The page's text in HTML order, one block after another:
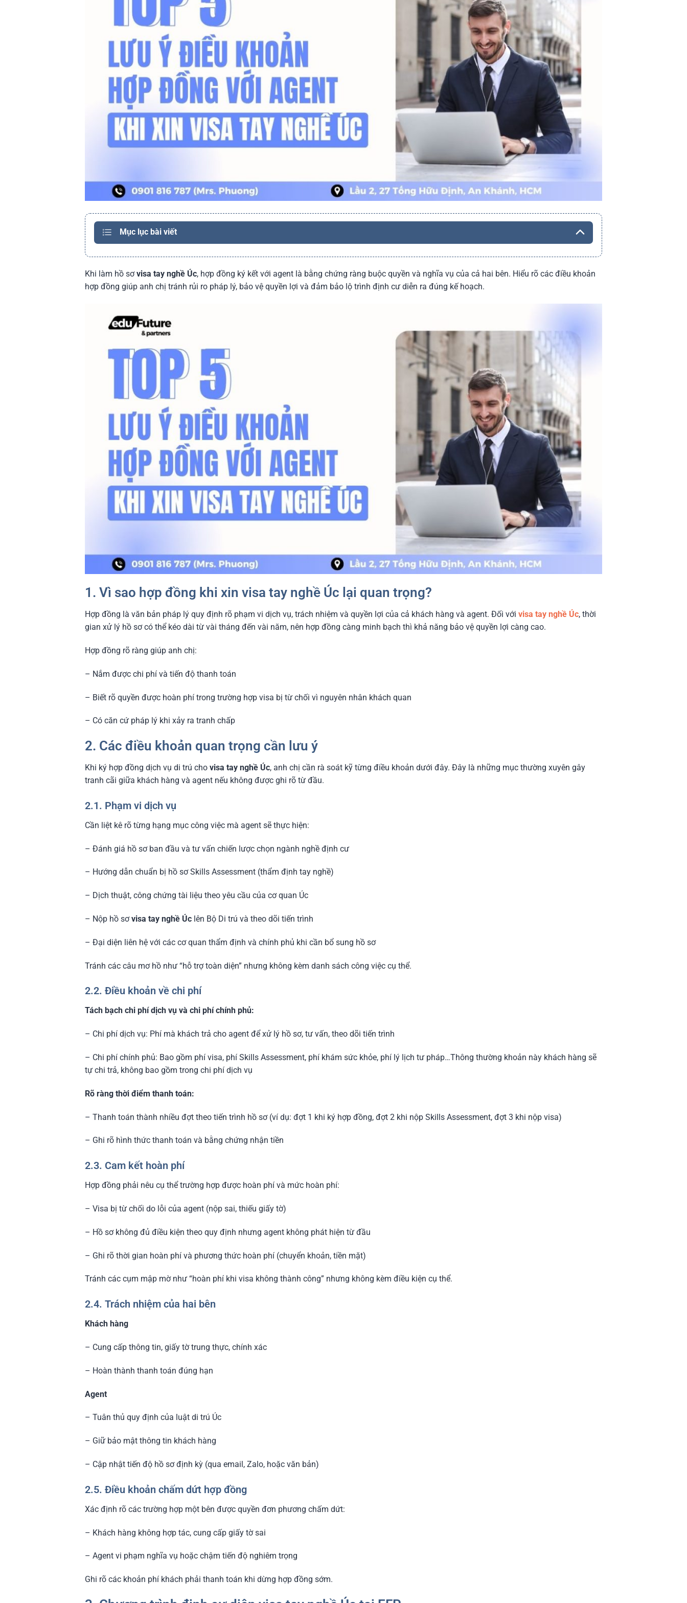
Mục lục bài viết
Khi làm hồ sơvisa tay nghề Úc, hợp đồng ký kết với agent là bằng chứng ràng buộc quyền và nghĩa vụ của cả hai bên. Hiểu rõ các điều khoản
hợp đồng giúp anh chị tránh rủi ro pháp lý, bảo vệ quyền lợi và đảm bảo lộ trình định cư diễn ra đúng kế hoạch.
1. Vì sao hợp đồng khi xin visa tay nghề Úc lại quan trọng?
Hợp đồng là văn bản pháp lý quy định rõ phạm vi dịch vụ, trách nhiệm và quyền lợi của cả khách hàng và agent. Đối vớivisa tay nghề Úc, thời
gian xử lý hồ sơ có thể kéo dài từ vài tháng đến vài năm, nên hợp đồng càng minh bạch thì khả năng bảo vệ quyền lợi càng cao.
Hợp đồng rõ ràng giúp anh chị:
– Nắm được chi phí và tiến độ thanh toán
– Biết rõ quyền được hoàn phí trong trường hợp visa bị từ chối vì nguyên nhân khách quan
– Có căn cứ pháp lý khi xảy ra tranh chấp
2. Các điều khoản quan trọng cần lưu ý
Khi ký hợp đồng dịch vụ di trú chovisa tay nghề Úc, anh chị cần rà soát kỹ từng điều khoản dưới đây. Đây là những mục thường xuyên gây
tranh cãi giữa khách hàng và agent nếu không được ghi rõ từ đầu.
2.1. Phạm vi dịch vụ
Cần liệt kê rõ từng hạng mục công việc mà agent sẽ thực hiện:
– Đánh giá hồ sơ ban đầu và tư vấn chiến lược chọn ngành nghề định cư
– Hướng dẫn chuẩn bị hồ sơ Skills Assessment (thẩm định tay nghề)
– Dịch thuật, công chứng tài liệu theo yêu cầu của cơ quan Úc
– Nộp hồ sơvisa tay nghề Úc lên Bộ Di trú và theo dõi tiến trình
– Đại diện liên hệ với các cơ quan thẩm định và chính phủ khi cần bổ sung hồ sơ
Tránh các câu mơ hồ như “hỗ trợ toàn diện” nhưng không kèm danh sách công việc cụ thể.
2.2. Điều khoản về chi phí
Tách bạch chi phí dịch vụ và chi phí chính phủ:
– Chi phí dịch vụ: Phí mà khách trả cho agent để xử lý hồ sơ, tư vấn, theo dõi tiến trình
– Chi phí chính phủ: Bao gồm phí visa, phí Skills Assessment, phí khám sức khỏe, phí lý lịch tư pháp…Thông thường khoản này khách hàng sẽ
tự chi trả, không bao gồm trong chi phí dịch vụ
Rõ ràng thời điểm thanh toán:
– Thanh toán thành nhiều đợt theo tiến trình hồ sơ (ví dụ: đợt 1 khi ký hợp đồng, đợt 2 khi nộp Skills Assessment, đợt 3 khi nộp visa)
– Ghi rõ hình thức thanh toán và bằng chứng nhận tiền
2.3. Cam kết hoàn phí
Hợp đồng phải nêu cụ thể trường hợp được hoàn phí và mức hoàn phí:
– Visa bị từ chối do lỗi của agent (nộp sai, thiếu giấy tờ)
– Hồ sơ không đủ điều kiện theo quy định nhưng agent không phát hiện từ đầu
– Ghi rõ thời gian hoàn phí và phương thức hoàn phí (chuyển khoản, tiền mặt)
Tránh các cụm mập mờ như “hoàn phí khi visa không thành công” nhưng không kèm điều kiện cụ thể.
2.4. Trách nhiệm của hai bên
Khách hàng
– Cung cấp thông tin, giấy tờ trung thực, chính xác
– Hoàn thành thanh toán đúng hạn
Agent
– Tuân thủ quy định của luật di trú Úc
– Giữ bảo mật thông tin khách hàng
– Cập nhật tiến độ hồ sơ định kỳ (qua email, Zalo, hoặc văn bản)
2.5. Điều khoản chấm dứt hợp đồng
Xác định rõ các trường hợp một bên được quyền đơn phương chấm dứt:
– Khách hàng không hợp tác, cung cấp giấy tờ sai
– Agent vi phạm nghĩa vụ hoặc chậm tiến độ nghiêm trọng
Ghi rõ các khoản phí khách phải thanh toán khi dừng hợp đồng sớm.